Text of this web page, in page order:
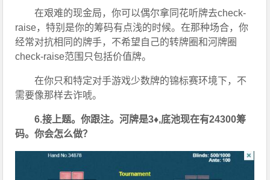
在艰难的现金局，你可以偶尔拿同花听牌去check-
raise，特别是你的筹码有点浅的时候。在那种场合，你
经常对抗相同的牌手，不希望自己的转牌圈和河牌圈
check-raise范围只包括价值牌。
在你只和特定对手游戏少数牌的锦标赛环境下，不
需要像那样去诈唬。
6.接上题。你跟注。河牌是3♦,底池现在有24300筹
码。你会怎么做？